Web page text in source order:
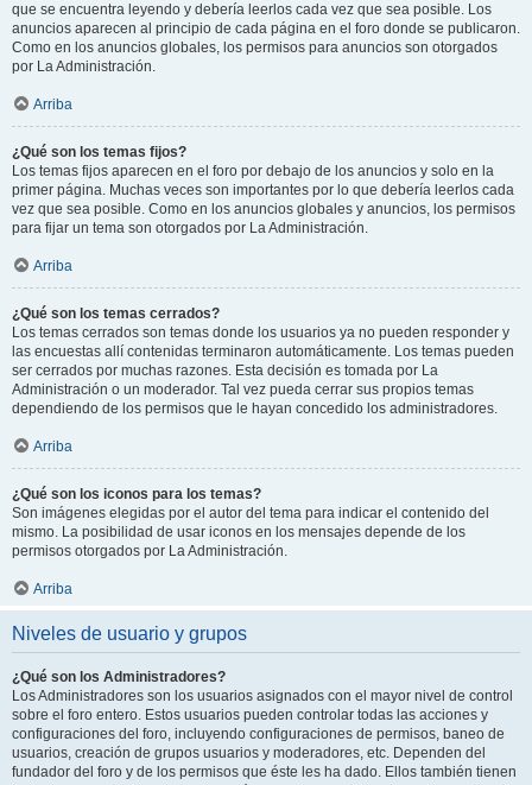
que se encuentra leyendo y debería leerlos cada vez que sea posible. Los
anuncios aparecen al principio de cada página en el foro donde se publicaron.
Como en los anuncios globales, los permisos para anuncios son otorgados
por La Administración.
Arriba
¿Qué son los temas fijos?
Los temas fijos aparecen en el foro por debajo de los anuncios y solo en la
primer página. Muchas veces son importantes por lo que debería leerlos cada
vez que sea posible. Como en los anuncios globales y anuncios, los permisos
para fijar un tema son otorgados por La Administración.
Arriba
¿Qué son los temas cerrados?
Los temas cerrados son temas donde los usuarios ya no pueden responder y
las encuestas allí contenidas terminaron automáticamente. Los temas pueden
ser cerrados por muchas razones. Esta decisión es tomada por La
Administración o un moderador. Tal vez pueda cerrar sus propios temas
dependiendo de los permisos que le hayan concedido los administradores.
Arriba
¿Qué son los iconos para los temas?
Son imágenes elegidas por el autor del tema para indicar el contenido del
mismo. La posibilidad de usar iconos en los mensajes depende de los
permisos otorgados por La Administración.
Arriba
Niveles de usuario y grupos
¿Qué son los Administradores?
Los Administradores son los usuarios asignados con el mayor nivel de control
sobre el foro entero. Estos usuarios pueden controlar todas las acciones y
configuraciones del foro, incluyendo configuraciones de permisos, baneo de
usuarios, creación de grupos usuarios y moderadores, etc. Dependen del
fundador del foro y de los permisos que éste les ha dado. Ellos también tienen